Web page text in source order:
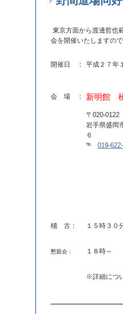
東京方面から渡邊哲也
会を開催いたしますの
開催日 ： 平成２７年
会 場 ： 新明館
〒020-0122
岩手県盛岡
６
℡ 019-
稽 古： １５時３０
懇親会： １８時～
※詳細につ